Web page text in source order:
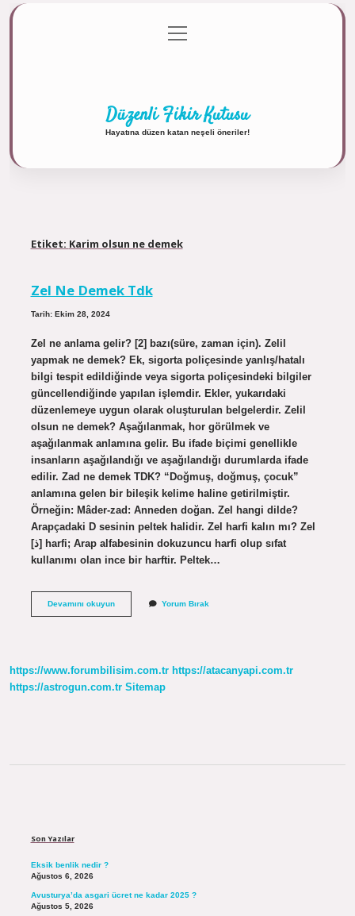
Gizlilik Politikası
menüyü
aç
Düzenli Fikir Kutusu
Hayatına düzen katan neşeli öneriler!
Etiket: Karim olsun ne demek
Zel Ne Demek Tdk
Tarih: Ekim 28, 2024
Zel ne anlama gelir? [2] bazı(süre, zaman için). Zelil
yapmak ne demek? Ek, sigorta poliçesinde yanlış/hatalı
bilgi tespit edildiğinde veya sigorta poliçesindeki bilgiler
güncellendiğinde yapılan işlemdir. Ekler, yukarıdaki
düzenlemeye uygun olarak oluşturulan belgelerdir. Zelil
olsun ne demek? Aşağılanmak, hor görülmek ve
aşağılanmak anlamına gelir. Bu ifade biçimi genellikle
insanların aşağılandığı ve aşağılandığı durumlarda ifade
edilir. Zad ne demek TDK? “Doğmuş, doğmuş, çocuk”
anlamına gelen bir bileşik kelime haline getirilmiştir.
Örneğin: Mâder-zad: Anneden doğan. Zel hangi dilde?
Arapçadaki D sesinin peltek halidir. Zel harfi kalın mı? Zel
[ذ] harfi; Arap alfabesinin dokuzuncu harfi olup sıfat
kullanımı olan ince bir harftir. Peltek…
Devamını okuyunZel
Yorum Bırak
https://www.forumbilisim.com.tr https://atacanyapi.com.tr
https://astrogun.com.tr Sitemap
Son Yazılar
Eksik benlik nedir ?
Ağustos 6, 2026
Avusturya’da asgari ücret ne kadar 2025 ?
Ağustos 5, 2026